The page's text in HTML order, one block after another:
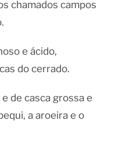
chamados campos
e ácido,
do cerrado.
de casca grossa e
a aroeira e o